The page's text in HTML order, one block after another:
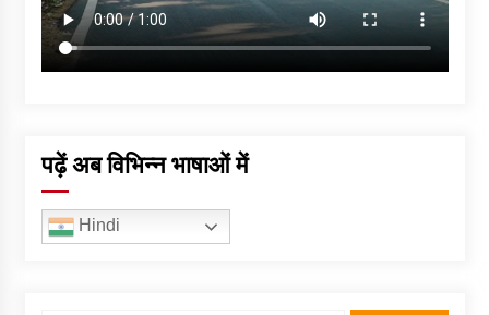
पढ़ें अब विभिन्न भाषाओं में
Hindi